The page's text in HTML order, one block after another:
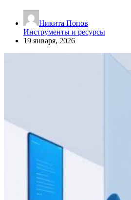
Никита Попов
Инструменты и ресурсы
19 января, 2026